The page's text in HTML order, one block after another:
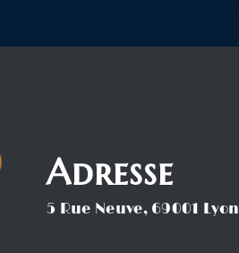
Adresse
5 Rue Neuve, 69001 Lyon